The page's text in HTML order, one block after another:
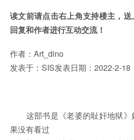
读文前请点击右上角支持楼主，
回复和作者进行互动交流！
作者：Art_dino
发表于：SIS发表日期：2022-2-18
前
这部书是《老婆的耻奸地狱》
果没有看过